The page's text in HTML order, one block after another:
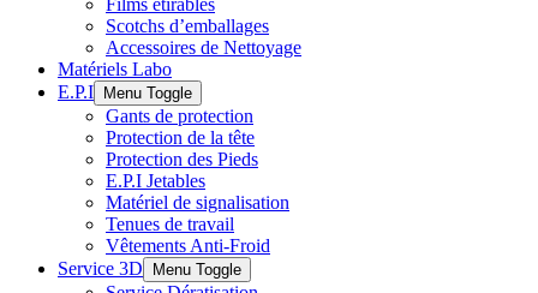
Scotchs d’emballages
Accessoires de Nettoyage
Matériels Labo
E.P.I Menu Toggle
Gants de protection
Protection de la tête
Protection des Pieds
E.P.I Jetables
Matériel de signalisation
Tenues de travail
Vêtements Anti-Froid
Service 3D
Menu Toggle